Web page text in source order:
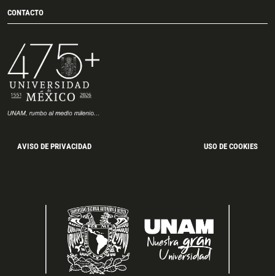
CONTACTO
AVISO DE PRIVACIDAD USO DE COOKIES